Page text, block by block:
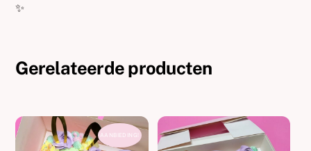
✨
Gerelateerde producten
AANBIEDING!